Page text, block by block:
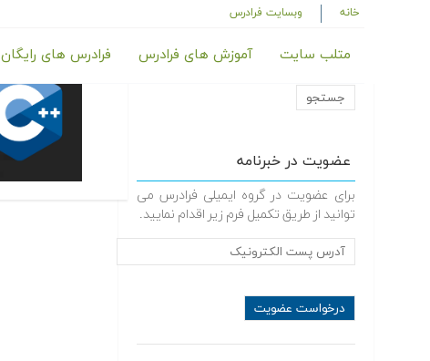
خانه وبسایت فرادرس
متلب سایت آموزش های فرادرس فرادرس های رایگان
عضویت در خبرنامه
برای عضویت در گروه ایمیلی فرادرس می
توانید از طریق تکمیل فرم زیر اقدام نمایید.